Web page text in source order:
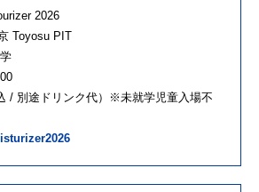
2026
Toyosu PIT
/ 別途ドリンク代）※未就学児童入場不